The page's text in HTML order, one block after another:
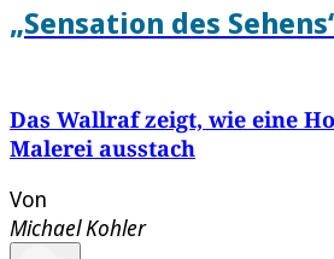
„Sensation des
Das Wallraf zeigt, wie eine
Malerei ausstach
Von
Michael Kohler